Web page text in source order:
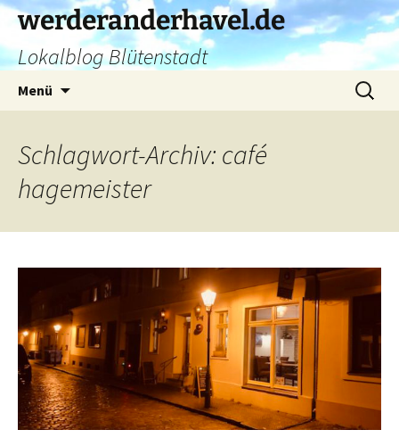
Zum
Inhalt
springen
werderanderhavel.de
Lokalblog Blütenstadt
Menü
Suchen
nach:
Schlagwort-Archiv: café
hagemeister